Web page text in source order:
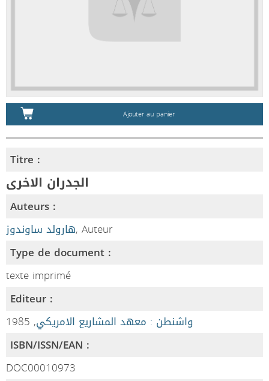
Ajouter au panier
Titre :
الجدران الاخرى
Auteurs :
هارولد ساوندوز, Auteur
Type de document :
texte imprimé
Editeur :
واشنطن : معهد المشاريع الامريكي, 1985
ISBN/ISSN/EAN :
DOC00010973